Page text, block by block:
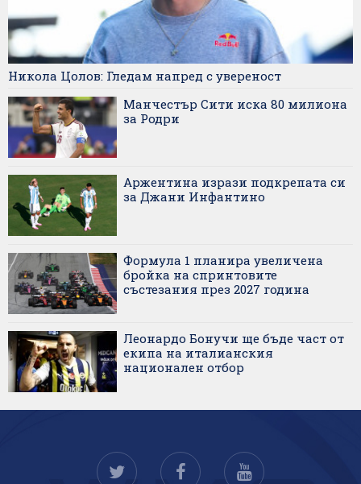
Никола Цолов: Гледам напред с увереност
Манчестър Сити иска 80 милиона
за Родри
Аржентина изрази подкрепата си
за Джани Инфантино
Формула 1 планира увеличена
бройка на спринтовите
състезания през 2027 година
Леонардо Бонучи ще бъде част от
екипа на италианския
национален отбор